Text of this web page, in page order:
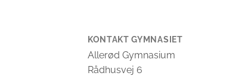
KONTAKT GYMNASIET
Allerød Gymnasium
Rådhusvej 6